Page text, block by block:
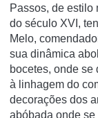
Passos, de estilo
do século XVI,
Melo,
sua dinâmica
bocetes, onde
à linhagem do
decorações dos
abóbada onde se